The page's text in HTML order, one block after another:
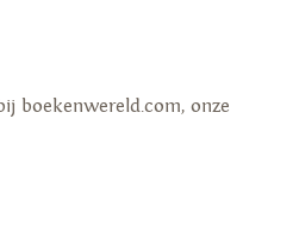
boekenwereld.com, onze